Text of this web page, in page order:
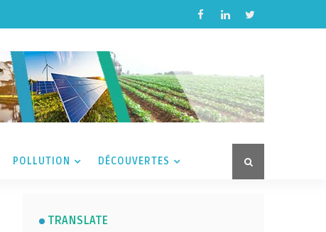
POLLUTION DÉCOUVERTES
TRANSLATE